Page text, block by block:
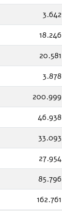
3.642
18.246
20.581
3.878
200.999
46.938
33.093
27.954
85.796
162.761